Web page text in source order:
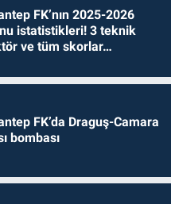
FK’nın 2025-2026
istatistikleri! 3 teknik
ve tüm skorlar…
FK’da Draguş-Camara
bombası